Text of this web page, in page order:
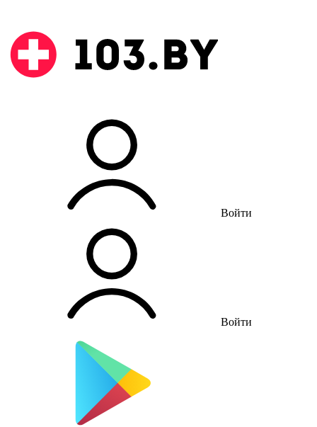
Войти
Войти